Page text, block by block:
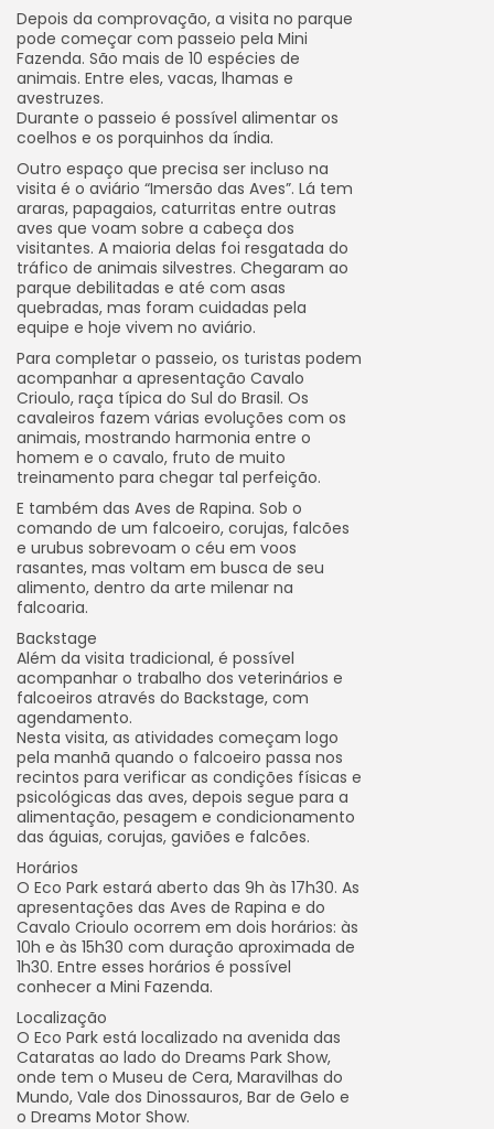
Depois da comprovação, a visita no parque
pode começar com passeio pela Mini
Fazenda. São mais de 10 espécies de
animais. Entre eles, vacas, lhamas e
avestruzes.
Durante o passeio é possível alimentar os
coelhos e os porquinhos da índia.
Outro espaço que precisa ser incluso na
visita é o aviário “Imersão das Aves”. Lá tem
araras, papagaios, caturritas entre outras
aves que voam sobre a cabeça dos
visitantes. A maioria delas foi resgatada do
tráfico de animais silvestres. Chegaram ao
parque debilitadas e até com asas
quebradas, mas foram cuidadas pela
equipe e hoje vivem no aviário.
Para completar o passeio, os turistas podem
acompanhar a apresentação Cavalo
Crioulo, raça típica do Sul do Brasil. Os
cavaleiros fazem várias evoluções com os
animais, mostrando harmonia entre o
homem e o cavalo, fruto de muito
treinamento para chegar tal perfeição.
E também das Aves de Rapina. Sob o
comando de um falcoeiro, corujas, falcões
e urubus sobrevoam o céu em voos
rasantes, mas voltam em busca de seu
alimento, dentro da arte milenar na
falcoaria.
Backstage
Além da visita tradicional, é possível
acompanhar o trabalho dos veterinários e
falcoeiros através do Backstage, com
agendamento.
Nesta visita, as atividades começam logo
pela manhã quando o falcoeiro passa nos
recintos para verificar as condições físicas e
psicológicas das aves, depois segue para a
alimentação, pesagem e condicionamento
das águias, corujas, gaviões e falcões.
Horários
O Eco Park estará aberto das 9h às 17h30. As
apresentações das Aves de Rapina e do
Cavalo Crioulo ocorrem em dois horários: às
10h e às 15h30 com duração aproximada de
1h30. Entre esses horários é possível
conhecer a Mini Fazenda.
Localização
O Eco Park está localizado na avenida das
Cataratas ao lado do Dreams Park Show,
onde tem o Museu de Cera, Maravilhas do
Mundo, Vale dos Dinossauros, Bar de Gelo e
o Dreams Motor Show.